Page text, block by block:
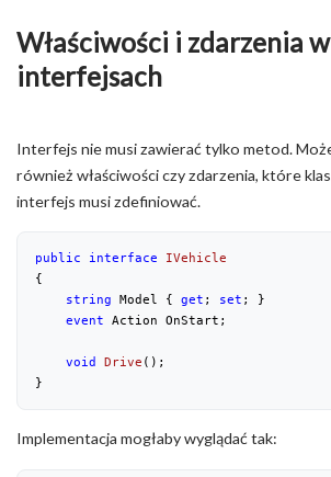
Właściwości i zdarzenia w
interfejsach
Interfejs nie musi zawierać tylko metod.
również właściwości czy zdarzenia, które
interfejs musi zdefiniować.
public interface
IVehicle
{
string Model { get ; set ; }
event Action OnStart;
void Drive ( ) ;
}
Implementacja mogłaby wyglądać tak: